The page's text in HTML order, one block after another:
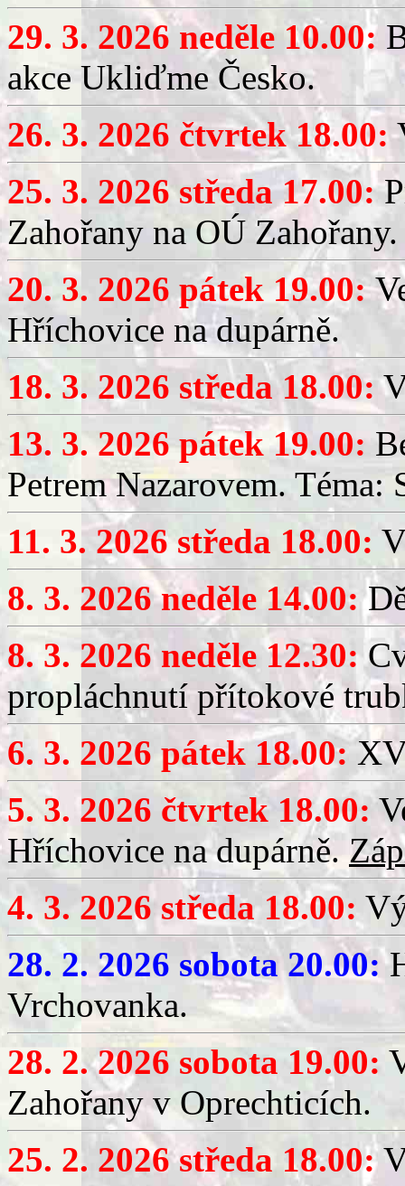
29. 3. 2026 neděle 10.00:
akce Ukliďme Česko.
26. 3. 2026 čtvrtek 18.00:
25. 3. 2026 středa 17.00:
Zahořany na OÚ Zahořany.
20. 3. 2026 pátek 19.00:
Hříchovice na dupárně.
18. 3. 2026 středa 18.00:
13. 3. 2026 pátek 19.00:
Petrem Nazarovem. Téma:
11. 3. 2026 středa 18.00:
8. 3. 2026 neděle 14.00:
8. 3. 2026 neděle 12.30:
propláchnutí přítokové
6. 3. 2026 pátek 18.00:
5. 3. 2026 čtvrtek 18.00:
Hříchovice na dupárně.
4. 3. 2026 středa 18.00:
28. 2. 2026 sobota 20.00:
Vrchovanka.
28. 2. 2026 sobota 19.00:
Zahořany v Oprechticích.
25. 2. 2026 středa 18.00: